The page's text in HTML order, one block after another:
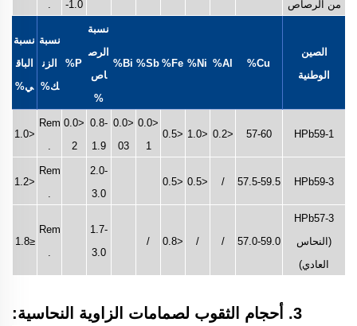
من الرصاص
-1.0
الصين
الوطنية
Cu%
Al%
Ni%
Fe%
Sb%
Bi%
نسبة
الرص
اص
%
P%
نسبة
الزن
ك%
نسبة
الباق
ي%
HPb59-1
57-60
<0.2
<1.0
<0.5
<0.0
1
<0.0
03
0.8-
1.9
<0.0
2
Rem
<1.0
HPb59-3
57.5-59.5
/
<0.5
<0.5
2.0-
3.0
Rem
<1.2
HPb57-3
(النحاس
العادي)
57.0-59.0
/
/
<0.8
/
1.7-
3.0
Rem
≤1.8
3. أحجام الثقوب لصمامات الزاوية النحاسية: